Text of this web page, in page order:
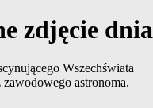
zdjęcie dnia
Wszechświata
astronoma.